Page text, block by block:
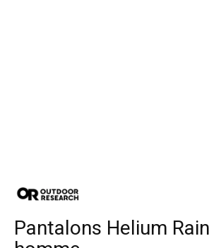
Pantalons Helium